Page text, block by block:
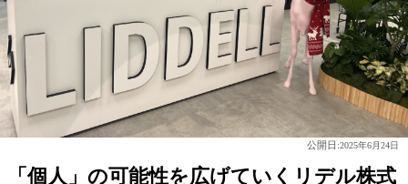
公開日:2025年6月24日
「個人」の可能性を広げていくリデル株式